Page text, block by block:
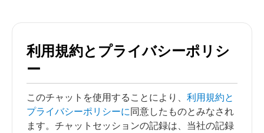
利用規約とプライバシーポリシ
ー
このチャットを使用することにより、 利用規約と
プライバシーポリシーに 同意したものとみなされ
ます。チャットセッションの記録は、当社の記録